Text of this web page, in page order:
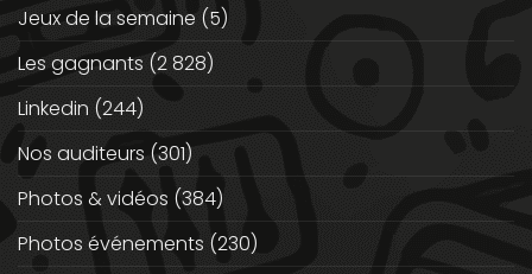
Jeux de la semaine (5)
Les gagnants (2 828)
Linkedin (244)
Nos auditeurs (301)
Photos & vidéos (384)
Photos événements (230)